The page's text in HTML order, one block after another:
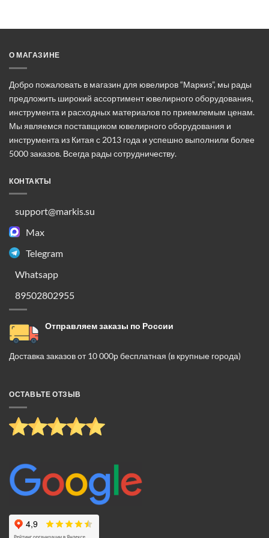
Опции
можно
на
странице
товара.
О МАГАЗИНЕ
Добро пожаловать в магазин для ювелиров “Маркиз”, мы рады
предложить широкий ассортимент ювелирного оборудования,
инструмента и расходных материалов по приемлемым ценам.
Мы являемся поставщиком ювелирного оборудования и
инструмента из Китая с 2013 года и успешно выполнили более
5000 заказов. Всегда рады сотрудничеству.
КОНТАКТЫ
support@markis.su
Max
Telegram
Whatsapp
89502802955
Отправляем заказы по России
Доставка заказов от 10 000р бесплатная (в крупные города)
ОСТАВЬТЕ ОТЗЫВ